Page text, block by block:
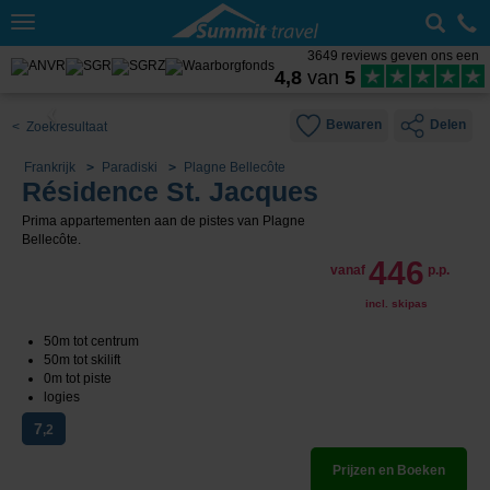
Toggle
3649 reviews geven ons een
4,8 van 5
< Zoekresultaat Bewaren Delen
Frankrijk Paradiski Plagne Bellecôte
Résidence St. Jacques
Prima appartementen aan de pistes van Plagne
Bellecôte.
vanaf 446 p.p.
incl. skipas
50m tot centrum
50m tot skilift
0m tot piste
logies
7,2
Prijzen en Boeken